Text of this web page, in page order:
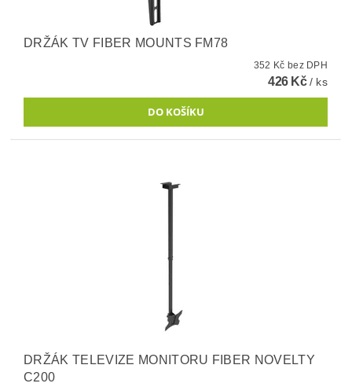
DRŽÁK TV FIBER MOUNTS FM78
352 Kč bez DPH
426 Kč/ ks
DRŽÁK TELEVIZE MONITORU FIBER NOVELTY
C200